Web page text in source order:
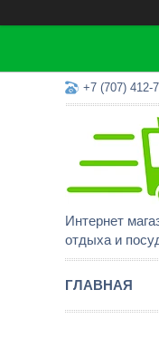
+7 (707) 412-
Интернет
отдыха и
ГЛАВНАЯ